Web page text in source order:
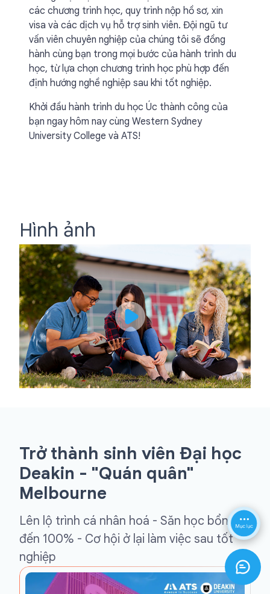
các chương trình học, quy trình nộp hồ sơ, xin
visa và các dịch vụ hỗ trợ sinh viên. Đội ngũ tư
vấn viên chuyên nghiệp của chúng tôi sẽ đồng
hành cùng bạn trong mọi bước của hành trình du
học, từ lựa chọn chương trình học phù hợp đến
định hướng nghề nghiệp sau khi tốt nghiệp.
Khởi đầu hành trình du học Úc thành công của
bạn ngay hôm nay cùng Western Sydney
University College và ATS!
Hình ảnh
Trở thành sinh viên Đại học
Deakin - "Quán quân"
Melbourne
Lên lộ trình cá nhân hoá - Săn học bổng
đến 100% - Cơ hội ở lại làm việc sau tốt
nghiệp